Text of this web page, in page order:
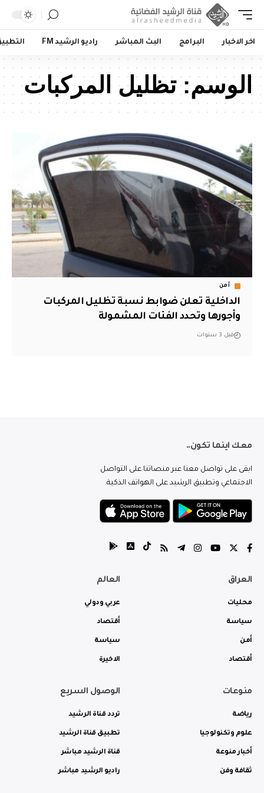
اخر الاخبار البرامج البث المباشر راديو الرشيد FM
الوسم:تظليل المركبات
أمن
الداخلية تعلن ضوابط نسبة تظليل المركبات
وأجورها وتحدد الفئات المشمولة
قبل 3 سنوات
معك اينما تكون..
ابقى على تواصل معنا عبر منصاتنا على التواصل
الاجتماعي وتطبيق الرشيد على الهواتف الذكية.
العراق
محليات
سياسة
أمن
أقتصاد
العالم
عربي ودولي
أقتصاد
سياسة
الاخيرة
منوعات
رياضة
علوم وتكنولوجيا
أخبار منوعة
ثقافة وفن
الوصول السريع
تردد قناة الرشيد
تطبيق قناة الرشيد
قناة الرشيد مباشر
راديو الرشيد مباشر